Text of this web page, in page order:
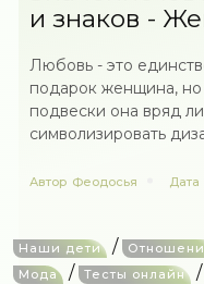
и знаков -
Любовь - это
подарок женщина, но
подвески она вряд
символизировать
Автор Феодосья Дата
Наши дети /
Мода / Тесты онлайн